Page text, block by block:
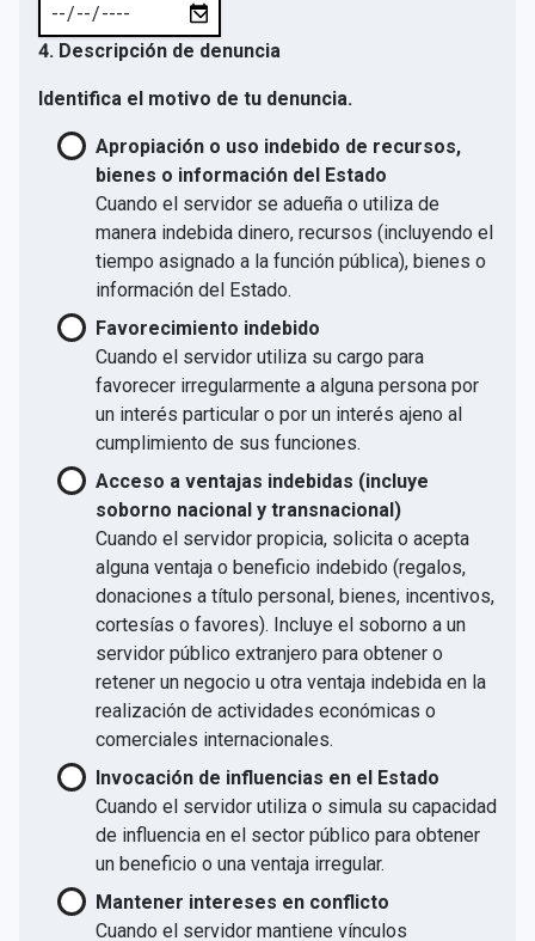
4. Descripción de denuncia
Identifica el motivo de tu denuncia.
Apropiación o uso indebido de recursos,
bienes o información del Estado
Cuando el servidor se adueña o utiliza de
manera indebida dinero, recursos (incluyendo el
tiempo asignado a la función pública), bienes o
información del Estado.
Favorecimiento indebido
Cuando el servidor utiliza su cargo para
favorecer irregularmente a alguna persona por
un interés particular o por un interés ajeno al
cumplimiento de sus funciones.
Acceso a ventajas indebidas (incluye
soborno nacional y transnacional)
Cuando el servidor propicia, solicita o acepta
alguna ventaja o beneficio indebido (regalos,
donaciones a título personal, bienes, incentivos,
cortesías o favores). Incluye el soborno a un
servidor público extranjero para obtener o
retener un negocio u otra ventaja indebida en la
realización de actividades económicas o
comerciales internacionales.
Invocación de influencias en el Estado
Cuando el servidor utiliza o simula su capacidad
de influencia en el sector público para obtener
un beneficio o una ventaja irregular.
Mantener intereses en conflicto
Cuando el servidor mantiene vínculos